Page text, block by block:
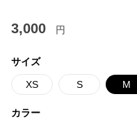
3,000 円
サイズ
XS S M
カラー